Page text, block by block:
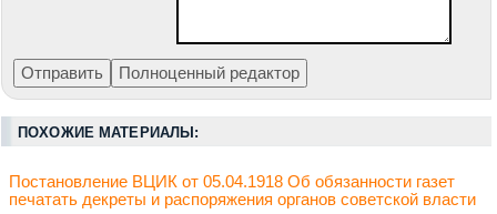
ПОХОЖИЕ МАТЕРИАЛЫ:
Постановление ВЦИК от 05.04.1918 Об обязанности газет
печатать декреты и распоряжения органов советской власти